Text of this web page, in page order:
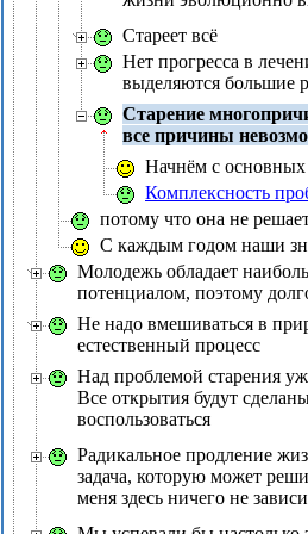
Стареет всё
Нет прогресса в
выделяются большие
Старение
все причины
Начнём с
Комплексность
потому что она не
С каждым годом наши
Молодежь обладает
потенциалом, поэтому
Не надо вмешиваться в
естественный процесс
Над проблемой старения
Все открытия будут
воспользоваться
Радикальное продление
задача, которую может
меня здесь ничего не